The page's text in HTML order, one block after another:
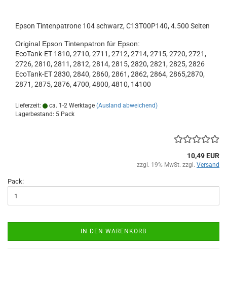
Epson Tintenpatrone 104 schwarz, C13T00P140, 4.500 Seiten
Original Epson Tintenpatron für Epson:
EcoTank-ET 1810, 2710, 2711, 2712, 2714, 2715, 2720, 2721,
2726, 2810, 2811, 2812, 2814, 2815, 2820, 2821, 2825, 2826
EcoTank-ET 2830, 2840, 2860, 2861, 2862, 2864, 2865,2870,
2871, 2875, 2876, 4700, 4800, 4810, 14100
Lieferzeit: ca. 1-2 Werktage (Ausland abweichend)
Lagerbestand: 5 Pack
10,49 EUR
zzgl. 19% MwSt. zzgl. Versand
Pack:
IN DEN WARENKORB